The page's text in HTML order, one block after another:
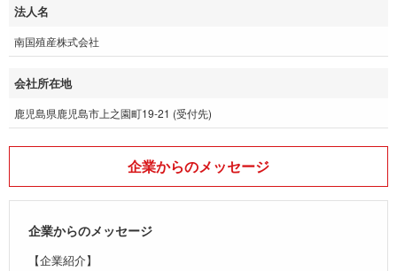
法人名
南国殖産株式会社
会社所在地
鹿児島県鹿児島市上之園町19-21 (受付先)
企業からのメッセージ
企業からのメッセージ
【企業紹介】